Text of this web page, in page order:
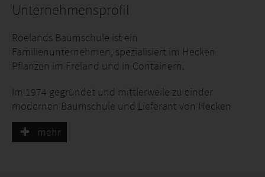
Unternehmensprofil
Roelands Baumschule ist ein
Familienunternehmen, spezialisiert im Hecken
Pflanzen im Freland und in Containern.
Im 1974 gegründet und mittlerweile zu einder
modernen Baumschule und Lieferant von Hecken
Pflanzen herangewachsen, die innovative
Anbautechniken nutzt.
mehr